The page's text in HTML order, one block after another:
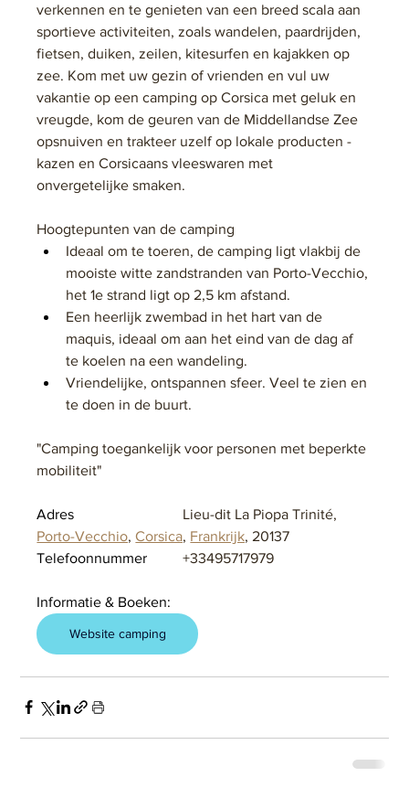
verkennen en te genieten van een breed scala aan
sportieve activiteiten, zoals wandelen, paardrijden,
fietsen, duiken, zeilen, kitesurfen en kajakken op
zee. Kom met uw gezin of vrienden en vul uw
vakantie op een camping op Corsica met geluk en
vreugde, kom de geuren van de Middellandse Zee
opsnuiven en trakteer uzelf op lokale producten -
kazen en Corsicaans vleeswaren met
onvergetelijke smaken.
Hoogtepunten van de camping
Ideaal om te toeren, de camping ligt vlakbij de
mooiste witte zandstranden van Porto-Vecchio,
het 1e strand ligt op 2,5 km afstand.
Een heerlijk zwembad in het hart van de
maquis, ideaal om aan het eind van de dag af
te koelen na een wandeling.
Vriendelijke, ontspannen sfeer. Veel te zien en
te doen in de buurt.
"Camping toegankelijk voor personen met beperkte
mobiliteit"
Lieu-dit La Piopa Trinité,
Porto-Vecchio, Corsica, Frankrijk, 20137
Telefoonnummer +33495717979
Informatie & Boeken:
Website camping